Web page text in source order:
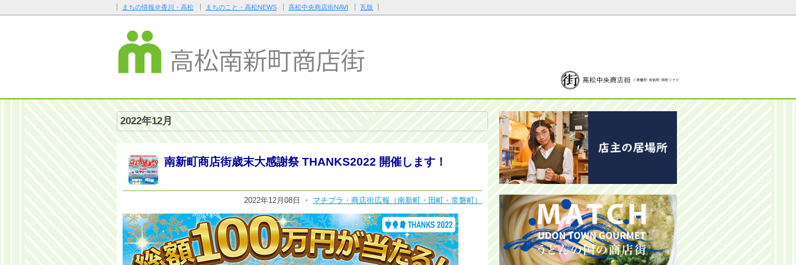
まちの情報＠香川・高松 まちのこと・高松NEWS 高松中央商店街NAVI 瓦版
2022年12月
南新町商店街歳末大感謝祭 THANKS2022 開催します！
2022年12月08日 ・ マチプラ・商店街広報（南新町・田町・常磐町）